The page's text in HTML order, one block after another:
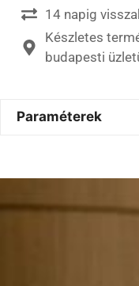
14 napig
Készletes
budapesti
Paraméterek